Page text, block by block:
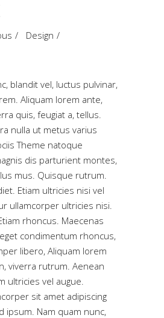
Design
blandit vel, luctus pulvinar,
Aliquam lorem ante,
quis, feugiat a, tellus.
nulla ut metus varius
Theme natoque
dis parturient montes,
mus. Quisque rutrum.
Etiam ultricies nisi vel
ullamcorper ultricies nisi.
rhoncus. Maecenas
condimentum rhoncus,
libero, Aliquam lorem
viverra rutrum. Aenean
ultricies vel augue.
sit amet adipiscing
ipsum. Nam quam nunc,